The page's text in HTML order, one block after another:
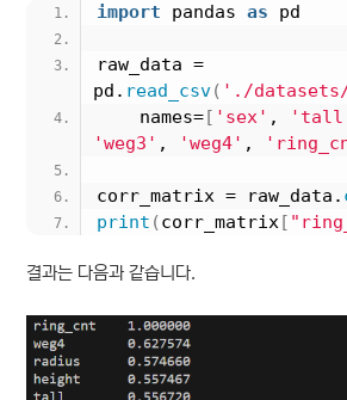
import pandas as pd
raw_data =
pd. read_csv( './datasets/
    names=
[ 'sex' ,
'weg3' , 'weg4' ,
corr_matrix = raw_data.
print (corr_matrix[
결과는 다음과 같습니다.